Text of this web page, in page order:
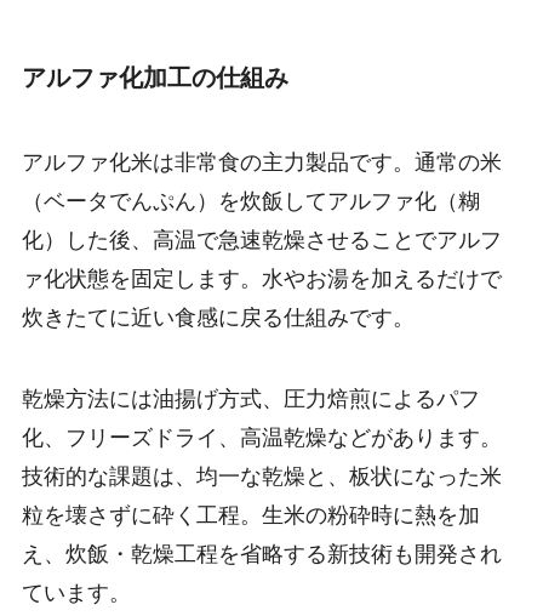
アルファ化加工の仕組み
アルファ化米は非常食の主力製品です。通常の米
（ベータでんぷん）を炊飯してアルファ化（糊
化）した後、高温で急速乾燥させることでアルフ
ァ化状態を固定します。水やお湯を加えるだけで
炊きたてに近い食感に戻る仕組みです。
乾燥方法には油揚げ方式、圧力焙煎によるパフ
化、フリーズドライ、高温乾燥などがあります。
技術的な課題は、均一な乾燥と、板状になった米
粒を壊さずに砕く工程。生米の粉砕時に熱を加
え、炊飯・乾燥工程を省略する新技術も開発され
ています。